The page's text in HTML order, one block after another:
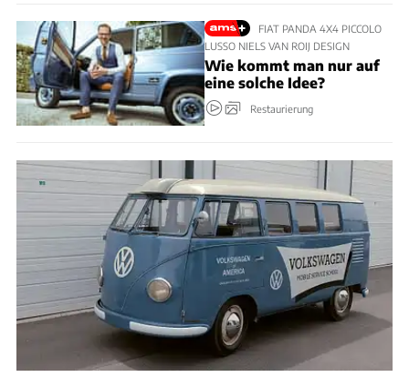
FIAT PANDA 4X4 PICCOLO
LUSSO NIELS VAN ROIJ DESIGN
Wie kommt man nur auf
eine solche Idee?
Restaurierung